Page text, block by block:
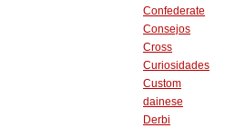
Confederate
Consejos
Cross
Curiosidades
Custom
dainese
Derbi